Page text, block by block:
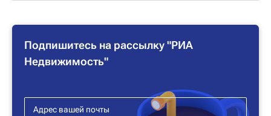
Подпишитесь на рассылку "РИА
Недвижимость"